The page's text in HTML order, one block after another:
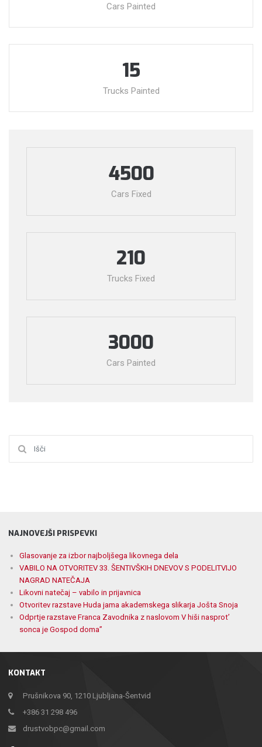
Cars Painted
15
Trucks Painted
4500
Cars Fixed
210
Trucks Fixed
3000
Cars Painted
KONTAKT
Prušnikova 90, 1210 Ljubljana-Šentvid
+386 31 298 496
drustvobpc@gmail.com
NAJNOVEJŠI PRISPEVKI
Glasovanje za izbor najboljšega likovnega dela
VABILO NA OTVORITEV 33. ŠENTIVŠKIH DNEVOV S PODELITVIJO
NAGRAD NATEČAJA
Likovni natečaj – vabilo in prijavnica
Otvoritev razstave Huda jama akademskega slikarja Jošta Snoja
Odprtje razstave Franca Zavodnika z naslovom V hiši nasprot’
sonca je Gospod doma”